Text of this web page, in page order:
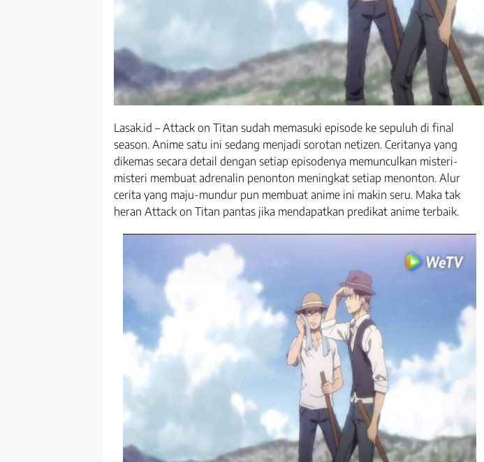
Lasak.id – Attack on Titan sudah memasuki episode ke sepuluh di final
season. Anime satu ini sedang menjadi sorotan netizen. Ceritanya yang
dikemas secara detail dengan setiap episodenya memunculkan misteri-
misteri membuat adrenalin penonton meningkat setiap menonton. Alur
cerita yang maju-mundur pun membuat anime ini makin seru. Maka tak
heran Attack on Titan pantas jika mendapatkan predikat anime terbaik.